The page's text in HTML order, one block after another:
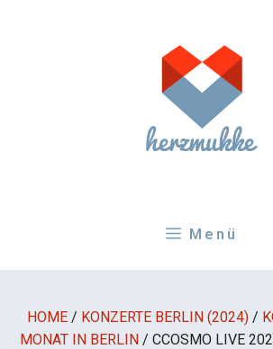
Menü
HOME / KONZERTE BERLIN (2024) /
MONAT IN BERLIN / CCOSMO LIVE